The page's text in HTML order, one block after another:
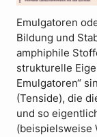
Emulgatoren
Bildung und
amphiphile
strukturelle
Emulgatoren“
(Tenside), die
und so
(beispielsweise